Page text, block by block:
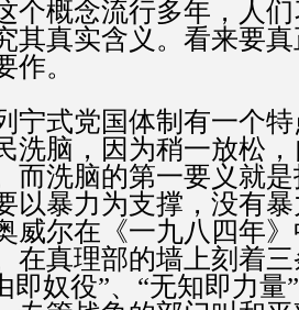
个概念流行多年，人
其真实含义。看来要
作。
宁式党国体制有一个
洗脑，因为稍一放松
而洗脑的第一要义就
以暴力为支撑，没有
威尔在《一九八四年
在真理部的墙上刻着
即奴役”、“无知即力量